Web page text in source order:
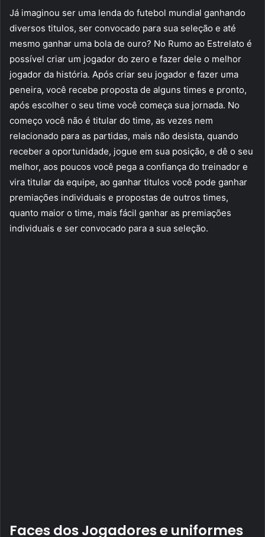
Já imaginou ser uma lenda do futebol mundial ganhando
diversos titulos, ser convocado para sua seleção e até
mesmo ganhar uma bola de ouro? No Rumo ao Estrelato é
possível criar um jogador do zero e fazer dele o melhor
jogador da história. Após criar seu jogador e fazer uma
peneira, você recebe proposta de alguns times e pronto,
após escolher o seu time você começa sua jornada. No
começo você não é titular do time, as vezes nem
relacionado para as partidas, mais não desista, quando
receber a oportunidade, jogue em sua posição, e dê o seu
melhor, aos poucos você pega a confiança do treinador e
vira titular da equipe, ao ganhar titulos você pode ganhar
premiações individuais e propostas de outros times,
quanto maior o time, mais fácil ganhar as premiações
individuais e ser convocado para a sua seleção.
Faces dos Jogadores e uniformes